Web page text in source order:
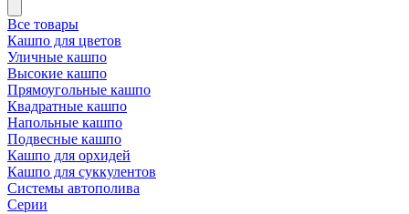
Все товары
Кашпо для цветов
Уличные кашпо
Высокие кашпо
Прямоугольные кашпо
Квадратные кашпо
Напольные кашпо
Подвесные кашпо
Кашпо для орхидей
Кашпо для суккулентов
Системы автополива
Серии